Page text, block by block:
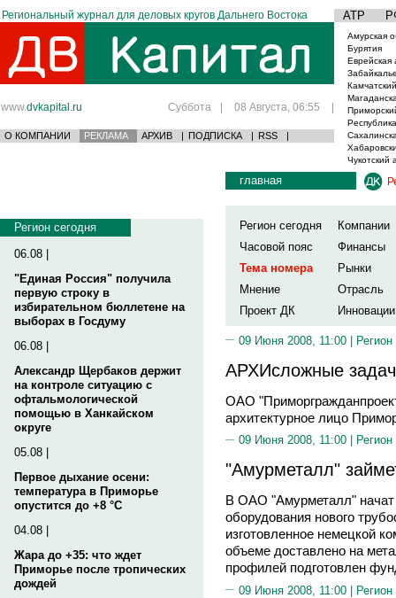
Региональный журнал для деловых кругов Дальнего Востока АТР
www.dvkapital.ru Суббота | 08 Августа, 06:55 |
О КОМПАНИИ РЕКЛАМА АРХИВ | ПОДПИСКА | RSS |
Амурская
Бурятия
Еврейская
Чукотский
Регион сегодня
06.08 |
"Единая Россия" получила
первую строку в
избирательном бюллетене на
выборах в Госдуму
06.08 |
Александр Щербаков держит
на контроле ситуацию с
офтальмологической
помощью в Ханкайском
округе
05.08 |
Первое дыхание осени:
температура в Приморье
опустится до +8 °C
04.08 |
Жара до +35: что ждет
Приморье после тропических
дождей
главная
Регион сегодня
Компании
Часовой пояс
Финансы
Тема номера
Рынки
Мнение
Отрасль
Проект ДК
Инновации
09 Июня 2008, 11:00 | Регион
АРХИсложные
ОАО
архитектурное лицо
09 Июня 2008, 11:00 |
"Амурметалл"
В ОАО "Амурметалл" начат
оборудования нового
изготовленное немецкой
объеме доставлено на
профилей подготовлен
09 Июня 2008, 11:00 | Регион